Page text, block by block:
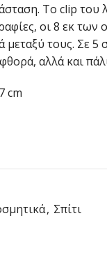
Το clip του
οι 8 εκ των
τους. Σε 5
αλλά και
cm
, Σπίτι